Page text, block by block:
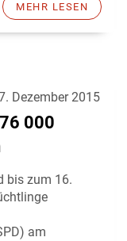
MEHR LESEN
Dezember 2015
000
bis zum 16.
am